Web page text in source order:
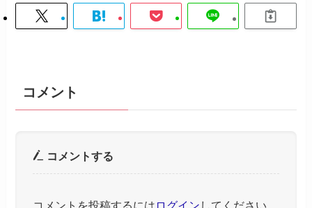
コメント
コメントする
コメントを投稿するには ログイン してください。